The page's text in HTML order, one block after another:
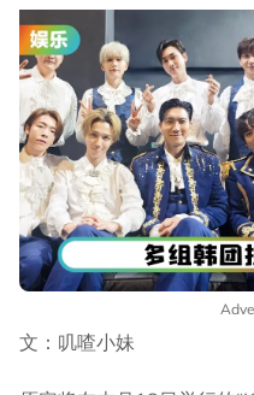
文：叽喳小妹